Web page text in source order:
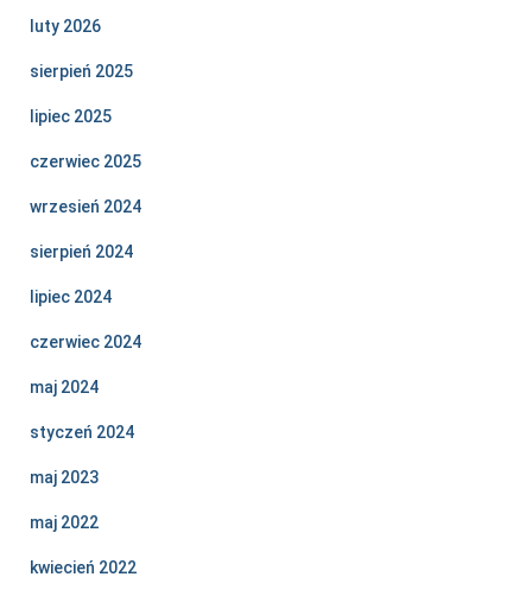
luty 2026
sierpień 2025
lipiec 2025
czerwiec 2025
wrzesień 2024
sierpień 2024
lipiec 2024
czerwiec 2024
maj 2024
styczeń 2024
maj 2023
maj 2022
kwiecień 2022